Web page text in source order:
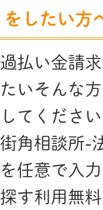
をしたい方
過払い金請
たいそんな
してくださ
街角相談所-
を任意で入
探す利用無